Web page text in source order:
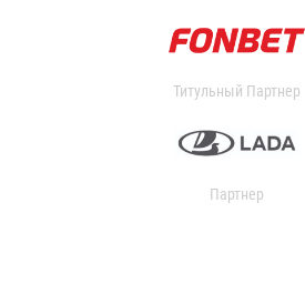
Титульный Партнер
Партнер